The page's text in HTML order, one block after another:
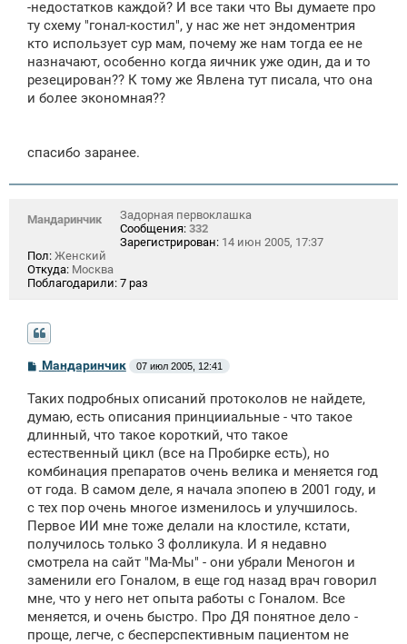
-недостатков каждой? И все таки что Вы думаете про
ту схему "гонал-костил", у нас же нет эндоментрия
кто использует сур мам, почему же нам тогда ее не
назначают, особенно когда яичник уже один, да и то
резецирован?? К тому же Явлена тут писала, что она
и более экономная??
спасибо заранее.
Мандаринчик
Задорная первоклашка
Сообщения: 332
Зарегистрирован: 14 июн 2005, 17:37
Пол: Женский
Откуда: Москва
Поблагодарили: 7 раз
С
б
щ
е
н
и
Мандаринчик 07 июл 2005, 12:41
Таких подробных описаний протоколов не найдете,
думаю, есть описания принцииальные - что такое
длинный, что такое короткий, что такое
естественный цикл (все на Пробирке есть), но
комбинация препаратов очень велика и меняется год
от года. В самом деле, я начала эпопею в 2001 году, и
с тех пор очень многое изменилось и улучшилось.
Первое ИИ мне тоже делали на клостиле, кстати,
получилось только 3 фолликула. И я недавно
смотрела на сайт "Ма-Мы" - они убрали Меногон и
заменили его Гоналом, в еще год назад врач говорил
мне, что у него нет опыта работы с Гоналом. Все
меняется, и очень быстро. Про ДЯ понятное дело -
проще, легче, с бесперспективным пациентом не